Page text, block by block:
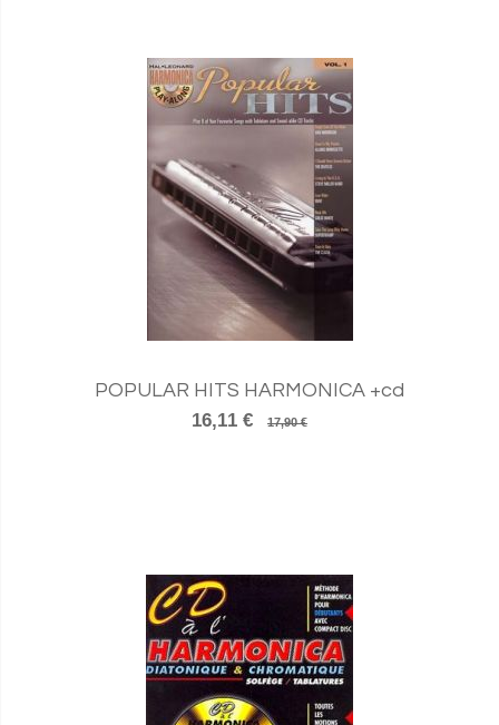
POPULAR HITS HARMONICA +cd
16,11 €
17,90 €